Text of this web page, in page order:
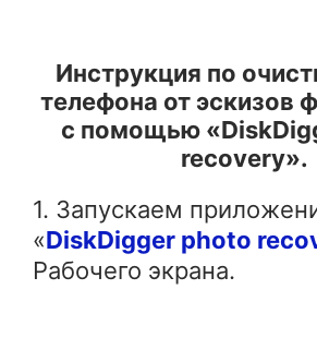
Инструкция по
телефона от эскизов
с помощью
recovery».
1. Запускаем
«DiskDigger photo
Рабочего экрана.